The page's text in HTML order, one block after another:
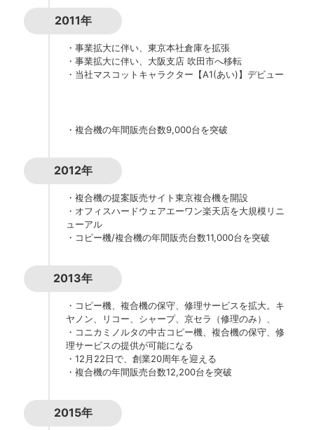
2011年
・事業拡大に伴い、東京本社倉庫を拡張
・事業拡大に伴い、大阪支店 吹田市へ移転
・当社マスコットキャラクター【A1(あい)】デビュー
・複合機の年間販売台数9,000台を突破
2012年
・複合機の提案販売サイト東京複合機を開設
・オフィスハードウェアエーワン楽天店を大規模リニ
ューアル
・コピー機/複合機の年間販売台数11,000台を突破
2013年
・コピー機、複合機の保守、修理サービスを拡大。キ
ヤノン、リコー、シャープ、京セラ（修理のみ）、
・コニカミノルタの中古コピー機、複合機の保守、修
理サービスの提供が可能になる
・12月22日で、創業20周年を迎える
・複合機の年間販売台数12,200台を突破
2015年